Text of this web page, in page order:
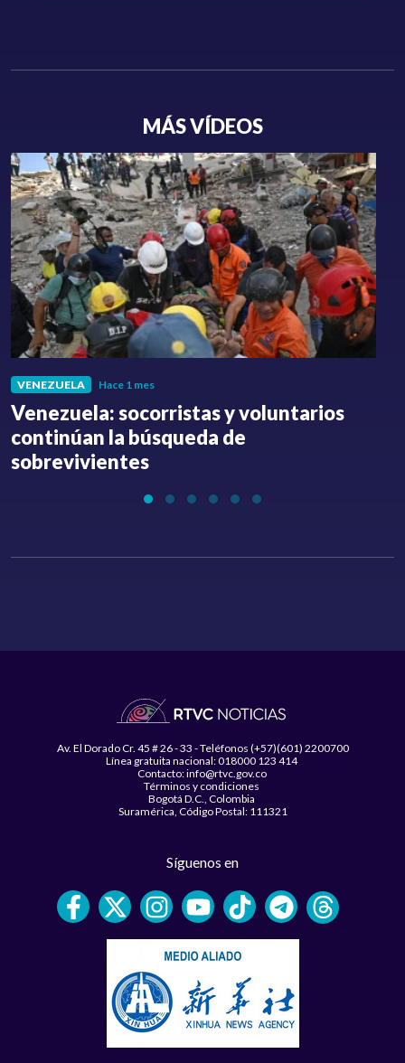
MÁS VÍDEOS
VENEZUELA Hace 1 mes
Venezuela: socorristas y voluntarios
continúan la búsqueda de
sobrevivientes
Av. El Dorado Cr. 45 # 26 - 33 - Teléfonos (+57)(601) 2200700
Línea gratuita nacional: 018000 123 414
Contacto: info@rtvc.gov.co
Términos y condiciones
Bogotá D.C., Colombia
Suramérica, Código Postal: 111321
Síguenos en